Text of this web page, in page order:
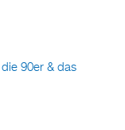
die 90er & das